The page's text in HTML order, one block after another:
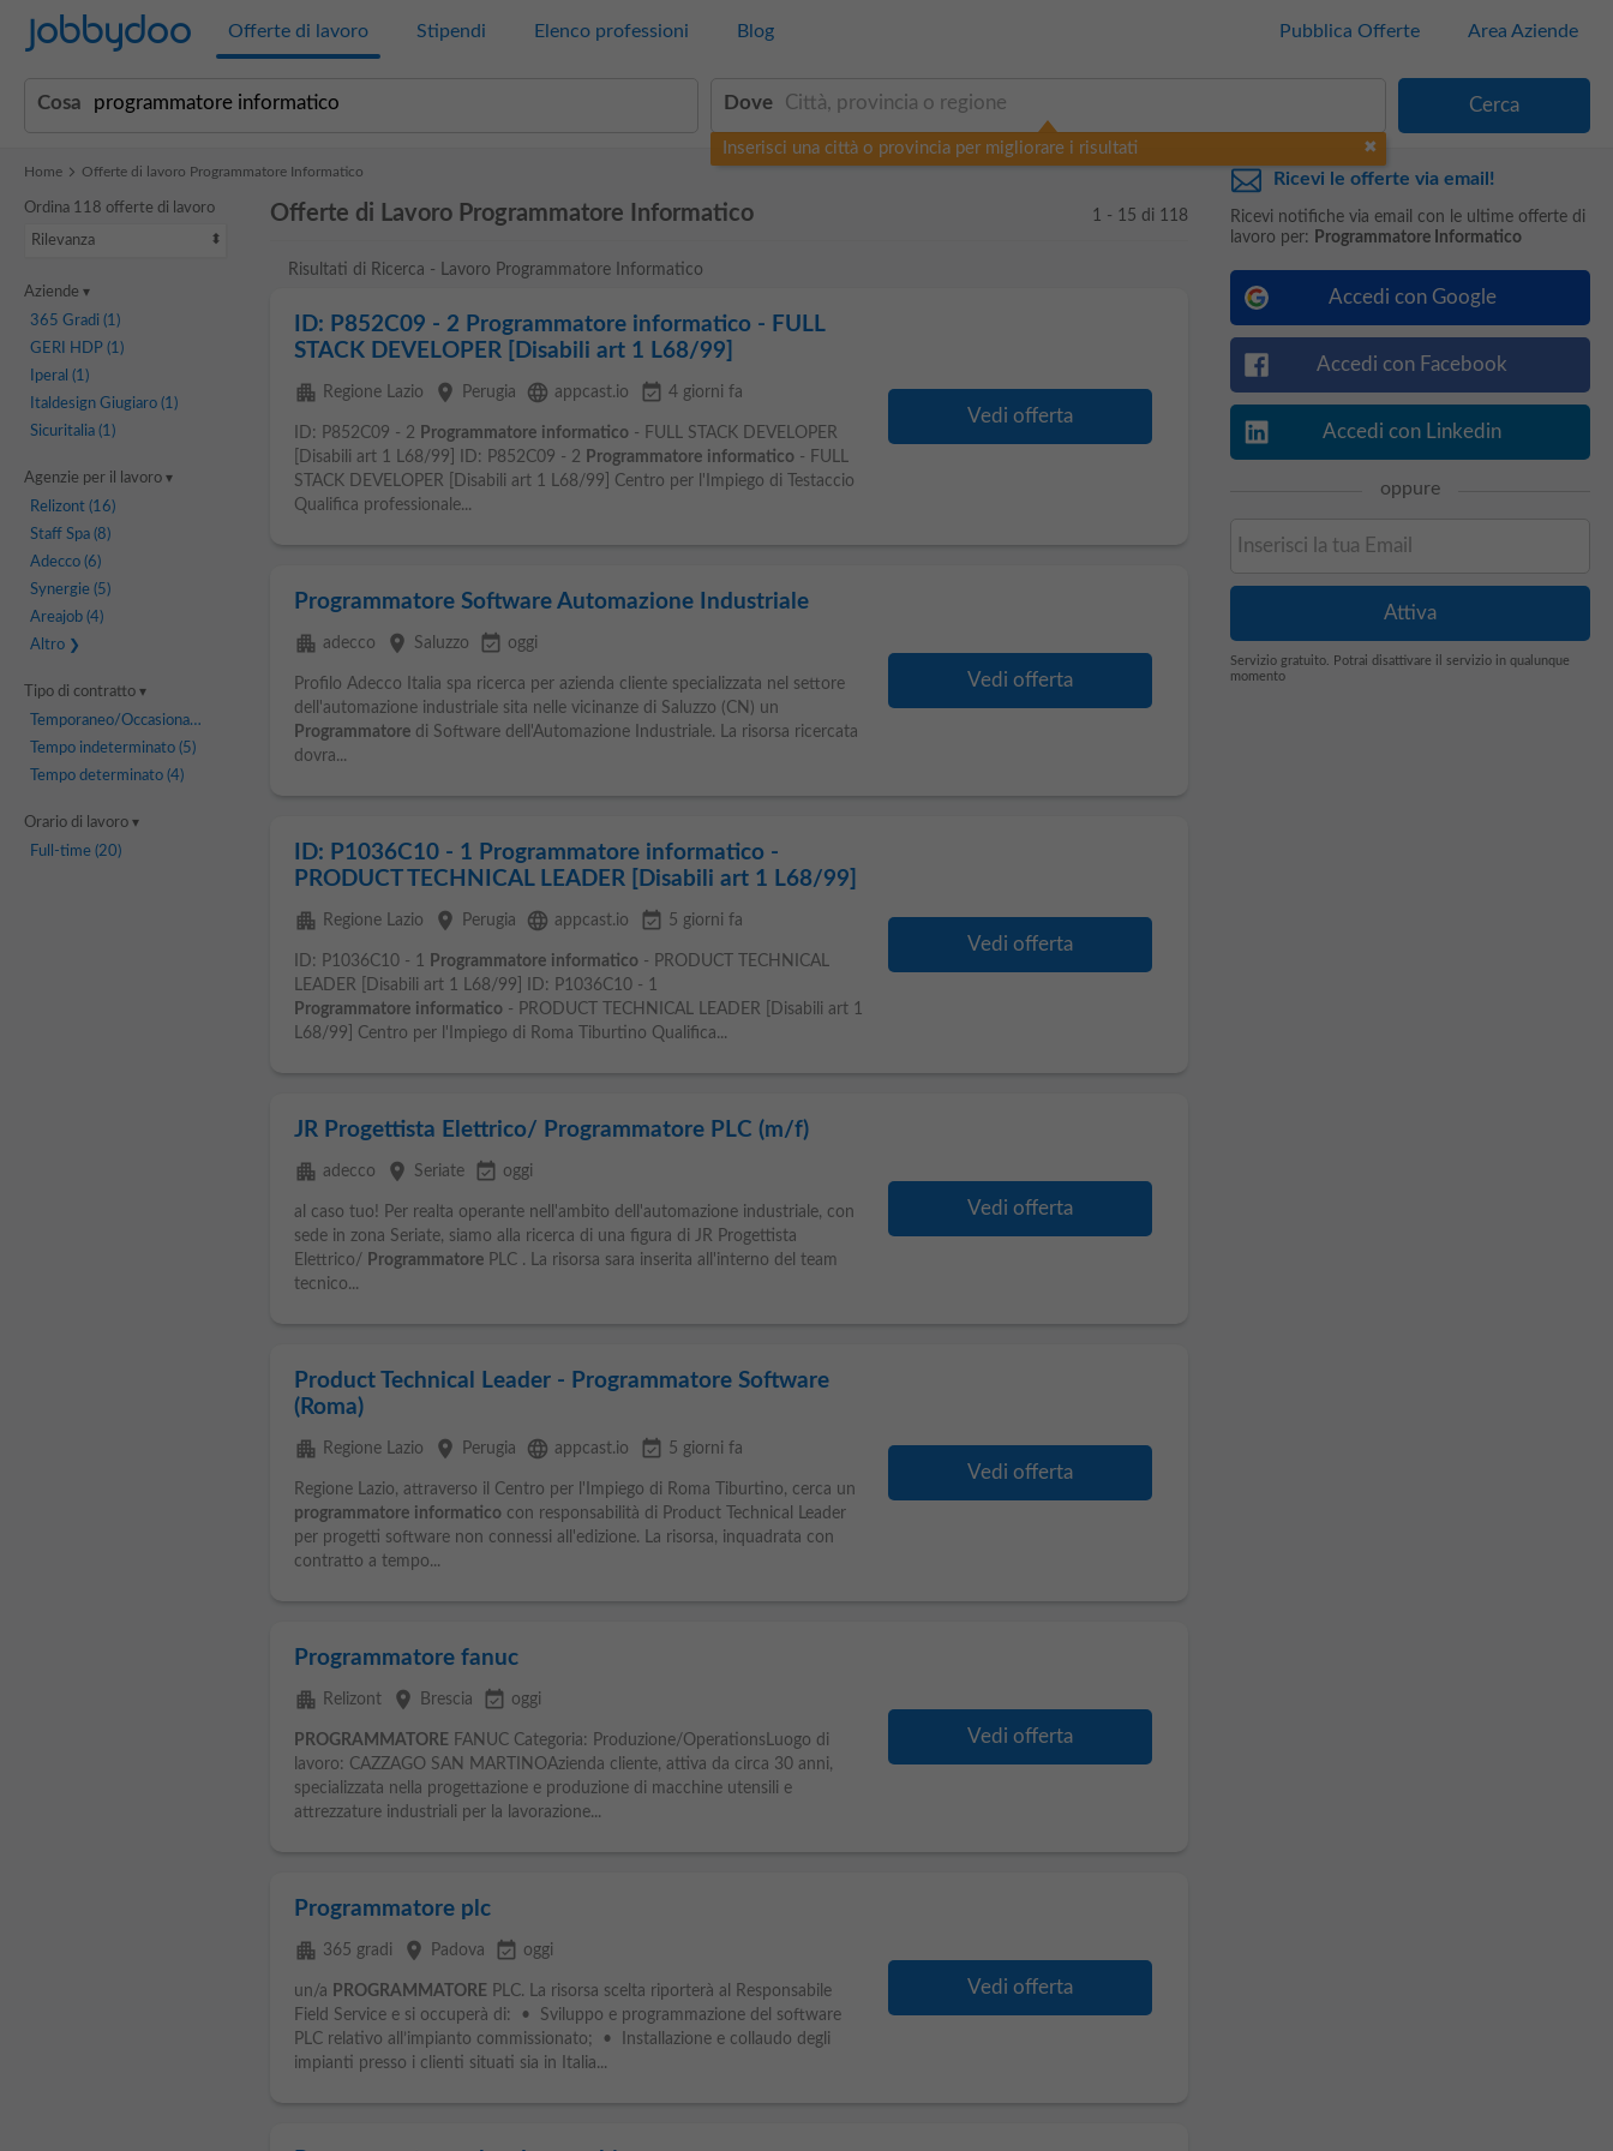
Jobbydoo Offerte di lavoro Stipendi Elenco professioni Blog Pubblica Offerte Area Aziende
Cosa Dove
Inserisci una città o provincia per migliorare i risultati
Home Offerte di lavoro Programmatore Informatico
Ordina 118 offerte di lavoro
Rilevanza
Aziende
365 Gradi (1)
GERI HDP(1)
Iperal (1)
Italdesign Giugiaro(1)
Sicuritalia(1)
Agenzie per il lavoro
Relizont(16)
Staff Spa(8)
Adecco(6)
Synergie(5)
Areajob(4)
Altro
Tipo di contratto
Temporaneo/Occasionale
Tempo indeterminato(5)
Tempo determinato(4)
Orario di lavoro
Full-time(20)
Offerte di Lavoro Programmatore Informatico 1 - 15 di 118
Risultati di Ricerca - Lavoro Programmatore Informatico
ID: P852C09 - 2 Programmatore informatico - FULL
STACK DEVELOPER [Disabili art 1 L68/99]
apartment Regione Lazio place Perugia language appcast.io event_available 4 giorni fa
ID: P852C09 - 2 Programmatore informatico- FULL STACK DEVELOPER
[Disabili art 1 L68/99] ID: P852C09 - 2 Programmatore informatico- FULL
STACK DEVELOPER [Disabili art 1 L68/99] Centro per l'Impiego di Testaccio
Qualifica professionale...
Vedi offerta
Programmatore Software Automazione Industriale
apartment adecco place Saluzzo event_available oggi
Profilo Adecco Italia spa ricerca per azienda cliente specializzata nel settore
dell'automazione industriale sita nelle vicinanze di Saluzzo (CN) un
Programmatoredi Software dell'Automazione Industriale. La risorsa ricercata
dovra...
Vedi offerta
ID: P1036C10 - 1 Programmatore informatico -
PRODUCT TECHNICAL LEADER [Disabili art 1 L68/99]
apartment Regione Lazio place Perugia language appcast.io event_available 5 giorni fa
ID: P1036C10 - 1 Programmatore informatico- PRODUCT TECHNICAL
LEADER [Disabili art 1 L68/99] ID: P1036C10 - 1
Programmatore informatico- PRODUCT TECHNICAL LEADER [Disabili art 1
L68/99] Centro per l'Impiego di Roma Tiburtino Qualifica...
Vedi offerta
JR Progettista Elettrico/ Programmatore PLC (m/f)
apartment adecco place Seriate event_available oggi
al caso tuo! Per realta operante nell'ambito dell'automazione industriale, con
sede in zona Seriate, siamo alla ricerca di una figura di JR Progettista
Elettrico/ ProgrammatorePLC . La risorsa sara inserita all'interno del team
tecnico...
Vedi offerta
Product Technical Leader - Programmatore Software
(Roma)
apartment Regione Lazio place Perugia language appcast.io event_available 5 giorni fa
Regione Lazio, attraverso il Centro per l'Impiego di Roma Tiburtino, cerca un
programmatore informaticocon responsabilità di Product Technical Leader
per progetti software non connessi all'edizione. La risorsa, inquadrata con
contratto a tempo...
Vedi offerta
Programmatore fanuc
apartment Relizont place Brescia event_available oggi
PROGRAMMATOREFANUC Categoria: Produzione/OperationsLuogo di
lavoro: CAZZAGO SAN MARTINOAzienda cliente, attiva da circa 30 anni,
specializzata nella progettazione e produzione di macchine utensili e
attrezzature industriali per la lavorazione...
Vedi offerta
Programmatore plc
apartment 365 gradi place Padova event_available oggi
un/a PROGRAMMATOREPLC. La risorsa scelta riporterà al Responsabile
Field Service e si occuperà di: • Sviluppo e programmazione del software
PLC relativo all’impianto commissionato; • Installazione e collaudo degli
impianti presso i clienti situati sia in Italia...
Vedi offerta
Ricevi le offerte via email!
Ricevi notifiche via email con le ultime offerte di
lavoro per: Programmatore Informatico
Accedi con Google
Accedi con Facebook
Accedi con Linkedin
oppure
Servizio gratuito. Potrai disattivare il servizio in qualunque
momento